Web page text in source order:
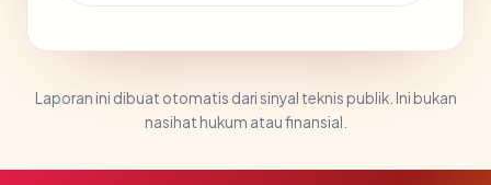
Laporan ini dibuat otomatis dari sinyal teknis publik. Ini bukan
nasihat hukum atau finansial.